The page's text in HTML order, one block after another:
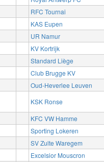
RFC Tournai
KAS Eupen
UR Namur
KV Kortrijk
Standard Liège
Club Brugge KV
Oud-Heverlee Leuven
KSK Ronse
KFC VW Hamme
Sporting Lokeren
SV Zulte Waregem
Excelsior Mouscron